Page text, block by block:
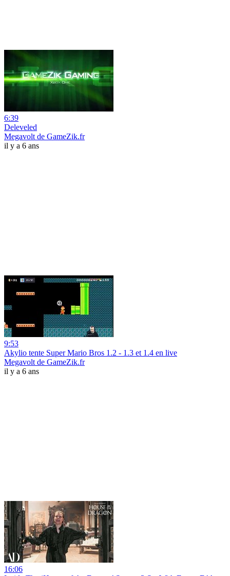
6:39
Deleveled
Megavolt de GameZik.fr
il y a 6 ans
9:53
Akylio tente Super Mario Bros 1.2 - 1.3 et 1.4 en live
Megavolt de GameZik.fr
il y a 6 ans
16:06